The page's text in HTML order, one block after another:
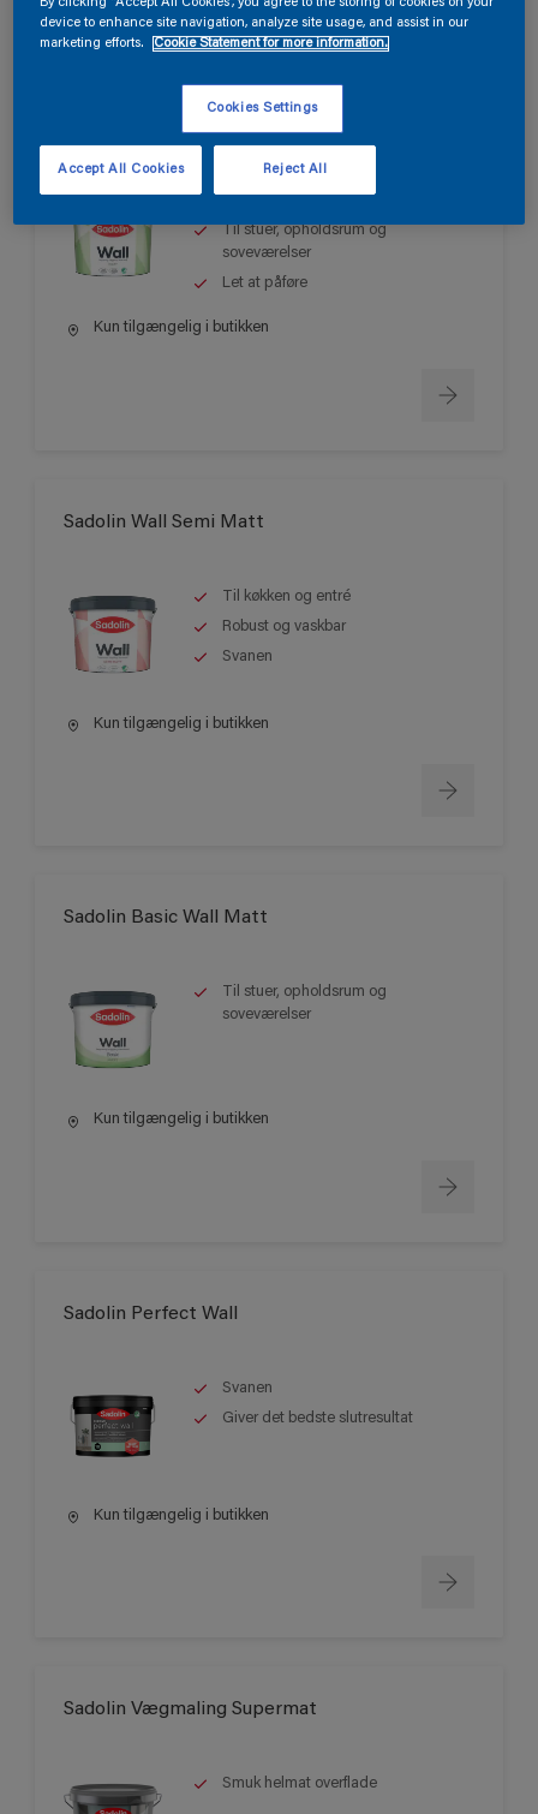
Sadolin Wall Matt
Til stuer, opholdsrum og
soveværelser
Let at påføre
Kun tilgængelig i butikken
Sadolin Wall Semi Matt
Til køkken og entré
Robust og vaskbar
Svanen
Kun tilgængelig i butikken
Sadolin Basic Wall Matt
Til stuer, opholdsrum og
soveværelser
Kun tilgængelig i butikken
Sadolin Perfect Wall
Svanen
Giver det bedste slutresultat
Kun tilgængelig i butikken
Sadolin Vægmaling Supermat
Smuk helmat overflade
By clicking “Accept All Cookies”, you agree to the storing of cookies on your
device to enhance site navigation, analyze site usage, and assist in our
marketing efforts.
Cookie Statement for more information.
Cookies Settings
Reject All
Accept All Cookies